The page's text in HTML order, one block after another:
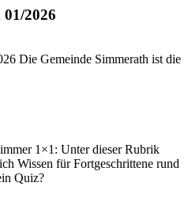
2026
Die Gemeinde Simmerath ist die
1×1: Unter dieser Rubrik
Wissen für Fortgeschrittene rund
Quiz?